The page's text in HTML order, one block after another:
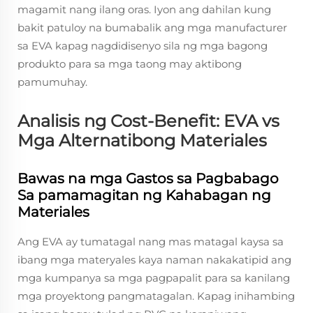
magamit nang ilang oras. Iyon ang dahilan kung
bakit patuloy na bumabalik ang mga manufacturer
sa EVA kapag nagdidisenyo sila ng mga bagong
produkto para sa mga taong may aktibong
pamumuhay.
Analisis ng Cost-Benefit: EVA vs
Mga Alternatibong Materiales
Bawas na mga Gastos sa Pagbabago
Sa pamamagitan ng Kahabagan ng
Materiales
Ang EVA ay tumatagal nang mas matagal kaysa sa
ibang mga materyales kaya naman nakakatipid ang
mga kumpanya sa mga pagpapalit para sa kanilang
mga proyektong pangmatagalan. Kapag inihambing